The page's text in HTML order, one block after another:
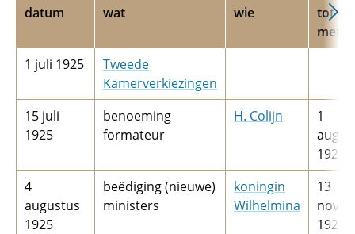
datum
wat wie
tot en
met
1 juli 1925
Tweede
Kamerverkiezingen
15 juli
1925
benoeming
formateur
H.­ Colijn
1
1925
4
augustus
1925
beëdiging (nieuwe)
ministers
koningin
Wilhelmina
13
1925